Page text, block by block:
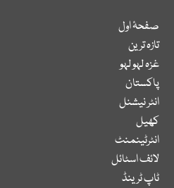
صفحۂ اول
تازہ ترین
غزہ لہو لہو
پاکستان
انٹر نیشنل
کھیل
انٹرٹینمنٹ
لائف اسٹائل
ٹاپ ٹرینڈ